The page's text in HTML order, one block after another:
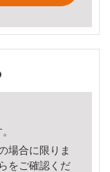
場合に限りま
をご確認くだ